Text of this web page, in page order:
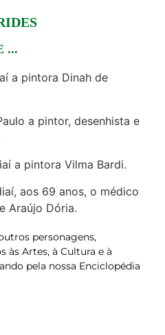
...
a pintora Dinah de
a pintor, desenhista e
a pintora Vilma Bardi.
aos 69 anos, o médico
Araújo Dória.
personagens,
às Artes, à Cultura e à
pela nossa Enciclopédia